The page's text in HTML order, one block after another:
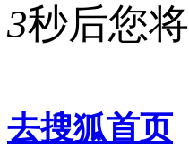
3秒后您将
去搜狐首页